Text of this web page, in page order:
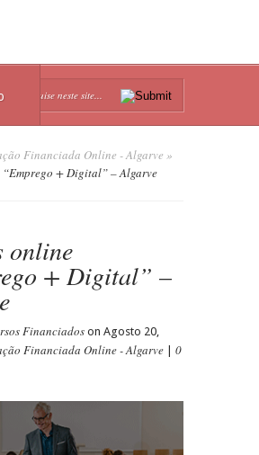
Financiada Online - Algarve »
“Emprego + Digital” – Algarve
online
+ Digital” –
Financiados on Agosto 20,
Financiada Online - Algarve
0